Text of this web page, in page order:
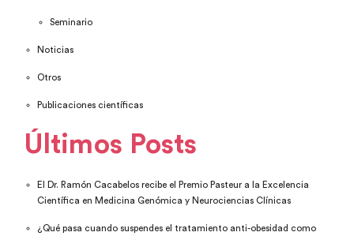
Seminario
Noticias
Otros
Publicaciones científicas
Últimos Posts
El Dr. Ramón Cacabelos recibe el Premio Pasteur a la Excelencia
Científica en Medicina Genómica y Neurociencias Clínicas
¿Qué pasa cuando suspendes el tratamiento anti-obesidad como